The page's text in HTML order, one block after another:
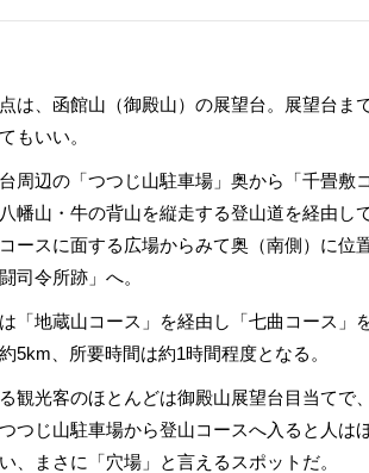
は、函館山（御殿山）の展望台。展望台ま
もいい。
周辺の「つつじ山駐車場」奥から「千畳敷
幡山・牛の背山を縦走する登山道を経由し
ースに面する広場からみて奥（南側）に位
司令所跡」へ。
「地蔵山コース」を経由し「七曲コース」
5km、所要時間は約1時間程度となる。
観光客のほとんどは御殿山展望台目当てで
つじ山駐車場から登山コースへ入ると人は
、まさに「穴場」と言えるスポットだ。